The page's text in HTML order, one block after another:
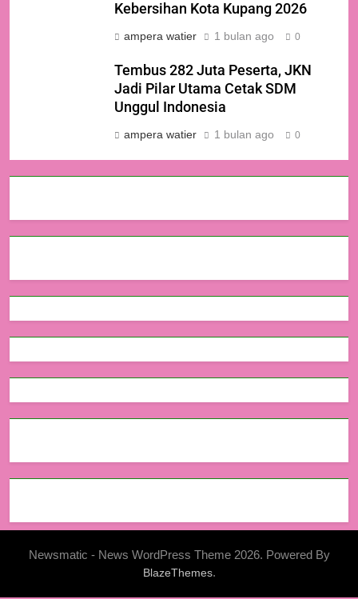
Kebersihan Kota Kupang 2026
ampera watier 1 bulan ago 0
Tembus 282 Juta Peserta, JKN
Jadi Pilar Utama Cetak SDM
Unggul Indonesia
ampera watier 1 bulan ago 0
Newsmatic - News WordPress Theme 2026. Powered By
BlazeThemes.